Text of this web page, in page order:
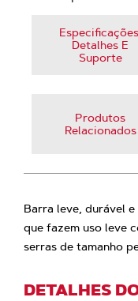
Detalhes E
Suporte
Produtos
Relacionados
Barra leve, durável
que fazem uso leve
serras de tamanho
DETALHES